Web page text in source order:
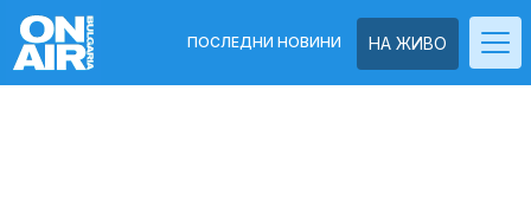
НА ЖИВО
ПОСЛЕДНИ НОВИНИ